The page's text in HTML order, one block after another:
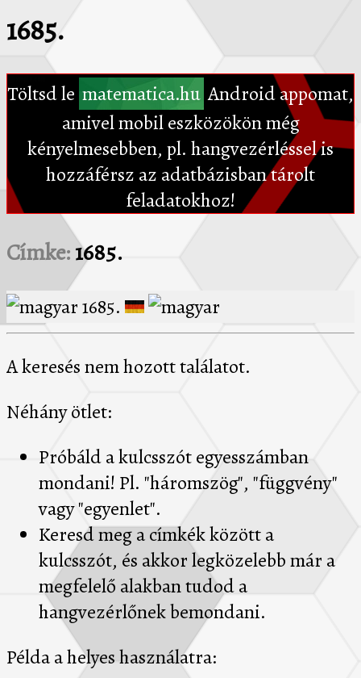
1685.
Töltsd le matematica.hu Android appomat,
amivel mobil eszközökön még
kényelmesebben, pl. hangvezérléssel is
hozzáférsz az adatbázisban tárolt
feladatokhoz!
Címke:1685.
1685.
A keresés nem hozott találatot.
Néhány ötlet:
Próbáld a kulcsszót egyesszámban
mondani! Pl. "háromszög", "függvény"
vagy "egyenlet".
Keresd meg a címkék között a
kulcsszót, és akkor legközelebb már a
megfelelő alakban tudod a
hangvezérlőnek bemondani.
Példa a helyes használatra: